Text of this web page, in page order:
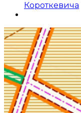
Короткевича